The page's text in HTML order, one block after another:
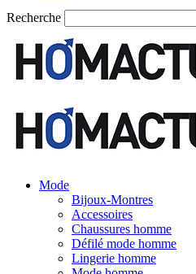
Recherche
Mode
Bijoux-Montres
Accessoires
Chaussures homme
Défilé mode homme
Lingerie homme